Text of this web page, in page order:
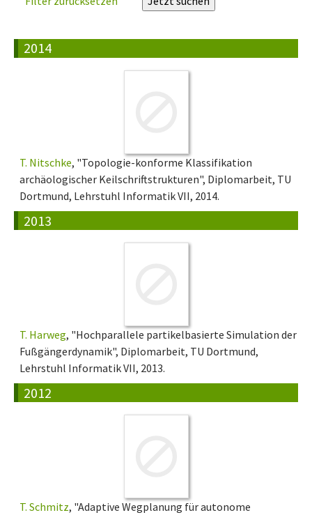
2014
T. Nitschke, "Topologie-konforme Klassifikation
archäologischer Keilschriftstrukturen", Diplomarbeit, TU
Dortmund, Lehrstuhl Informatik VII, 2014.
2013
T. Harweg, "Hochparallele partikelbasierte Simulation der
Fußgängerdynamik", Diplomarbeit, TU Dortmund,
Lehrstuhl Informatik VII, 2013.
2012
T. Schmitz, "Adaptive Wegplanung für autonome